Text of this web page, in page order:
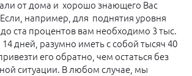
от дома и хорошо знающего Вас
например, для поднятия уровня
ста процентов вам необходимо 3 тыс.
дней, разумно иметь с собой тысяч 40
его обратно, чем остаться без
ситуации. В любом случае, мы